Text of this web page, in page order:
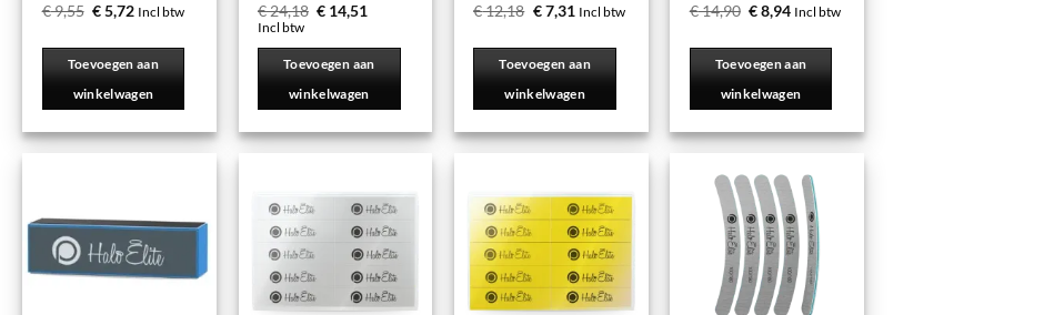
€9,55 €5,72 Incl btw
Toevoegen aan
winkelwagen
€24,18 € 14,51
Incl btw
Toevoegen aan
winkelwagen
€12,18 €7,31 Incl btw
Toevoegen aan
winkelwagen
€14,90 €8,94 Incl btw
Toevoegen aan
winkelwagen